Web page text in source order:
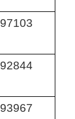
97103
92844
93967